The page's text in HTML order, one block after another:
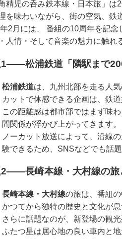
角精児の呑み鉄本線・日本旅」
を味わいながら、街の空気、鉄
2月には、 番組の10周年を記
人情・そして音楽の魅力に触れ
松浦鉄道「隣駅まで
松浦鉄道は、九州北部を走る人
カットで体感できる企画は、鉄
この距離感は都市部ではまず味
間関係が浮かび上がってきます。
ノーカット放送によって、沿線
験できるため、SNSなどでも話題
長崎本線・大村線の旅
長崎本線・大村線の旅は、番組
かつてから独特の歴史と文化が
さらに話題なのが、新登場の観光
ふたつ星は居心地の良い車内と